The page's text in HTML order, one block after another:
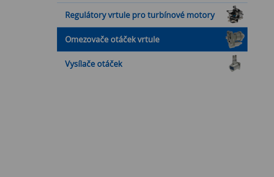
Regulátory vrtule pro turbínové motory
Omezovače otáček vrtule
Vysílače otáček